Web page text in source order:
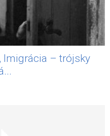
Imigrácia – trójsky